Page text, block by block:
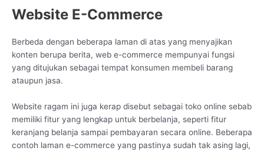
Website E-Commerce
Berbeda dengan beberapa laman di atas yang menyajikan
konten berupa berita, web e-commerce mempunyai fungsi
yang ditujukan sebagai tempat konsumen membeli barang
ataupun jasa.
Website ragam ini juga kerap disebut sebagai toko online sebab
memiliki fitur yang lengkap untuk berbelanja, seperti fitur
keranjang belanja sampai pembayaran secara online. Beberapa
contoh laman e-commerce yang pastinya sudah tak asing lagi,